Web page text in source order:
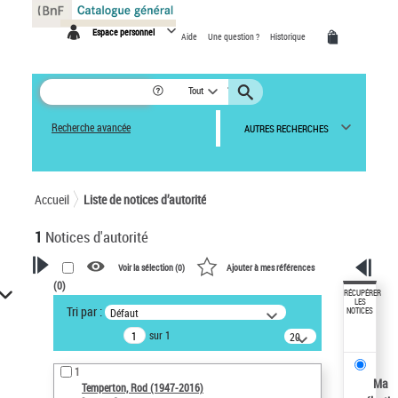
Espace personnel Aide Une question ? Historique
Tout
Recherche avancée AUTRES RECHERCHES
Accueil Liste de notices d’autorité
1 Notices d'autorité
VOTRE RECHERCHE
Recherche avancée dans les
notices d’autorité
Œuvres liées à l'auteur :
Temperton, Rod (1947-2016)
Voir la sélection (0) Ajouter à mes références
(0)
Tri par : Défaut
sur 1
20
résultats/page
1
Temperton, Rod (1947-2016)
RÉCUPÉRER
LES
NOTICES
Ma
Panneau de gestion des cookies